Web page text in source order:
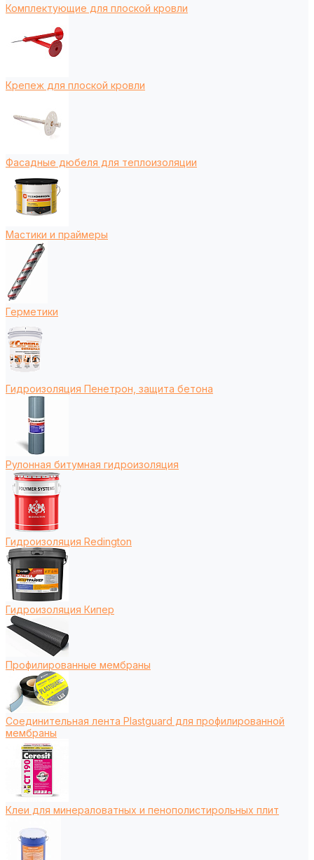
Комплектующие для плоской кровли
Крепеж для плоской кровли
Фасадные дюбеля для теплоизоляции
Мастики и праймеры
Герметики
Гидроизоляция Пенетрон, защита бетона
Рулонная битумная гидроизоляция
Гидроизоляция Redington
Гидроизоляция Кипер
Профилированные мембраны
Соединительная лента Plastguard для профилированной
мембраны
Клеи для минераловатных и пенополистирольных плит